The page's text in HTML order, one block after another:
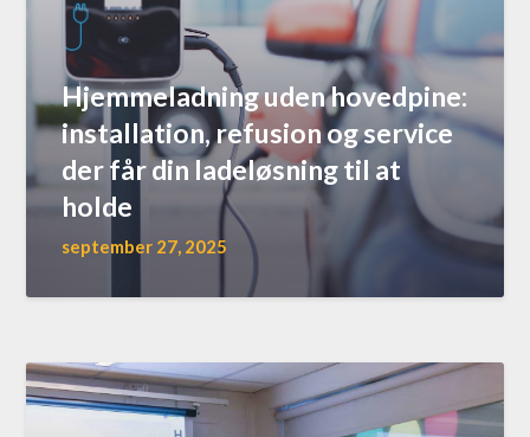
Hjemmeladning uden hovedpine:
installation, refusion og service
der får din ladeløsning til at
holde
september 27, 2025